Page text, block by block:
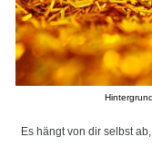
Es hängt von dir selbst